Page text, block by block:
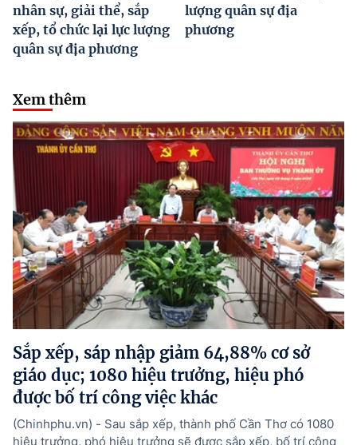
nhân sự, giải thể, sắp
xếp, tổ chức lại lực lượng
quân sự địa phương
lượng quân sự địa
phương
Xem thêm
Sắp xếp, sáp nhập giảm 64,88% cơ sở
giáo dục; 1080 hiệu trưởng, hiệu phó
được bố trí công việc khác
(Chinhphu.vn) - Sau sắp xếp, thành phố Cần Thơ có 1080
hiệu trưởng, phó hiệu trưởng sẽ được sắp xếp, bố trí công